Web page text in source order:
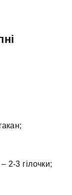
2-3 гілочки;